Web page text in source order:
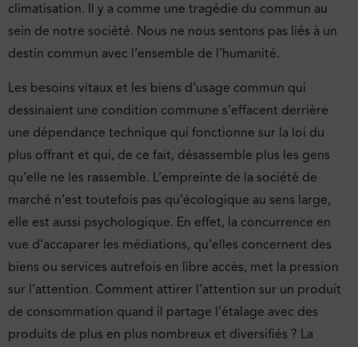
climatisation. Il y a comme une tragédie du commun au
sein de notre société. Nous ne nous sentons pas liés à un
destin commun avec l’ensemble de l’humanité.
Les besoins vitaux et les biens d’usage commun qui
dessinaient une condition commune s’effacent derrière
une dépendance technique qui fonctionne sur la loi du
plus offrant et qui, de ce fait, désassemble plus les gens
qu’elle ne les rassemble. L’empreinte de la société de
marché n’est toutefois pas qu’écologique au sens large,
elle est aussi psychologique. En effet, la concurrence en
vue d’accaparer les médiations, qu’elles concernent des
biens ou services autrefois en libre accès, met la pression
sur l’attention. Comment attirer l’attention sur un produit
de consommation quand il partage l’étalage avec des
produits de plus en plus nombreux et diversifiés ? La